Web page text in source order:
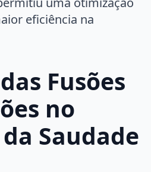
eficiência na
Fusões
no
Saudade